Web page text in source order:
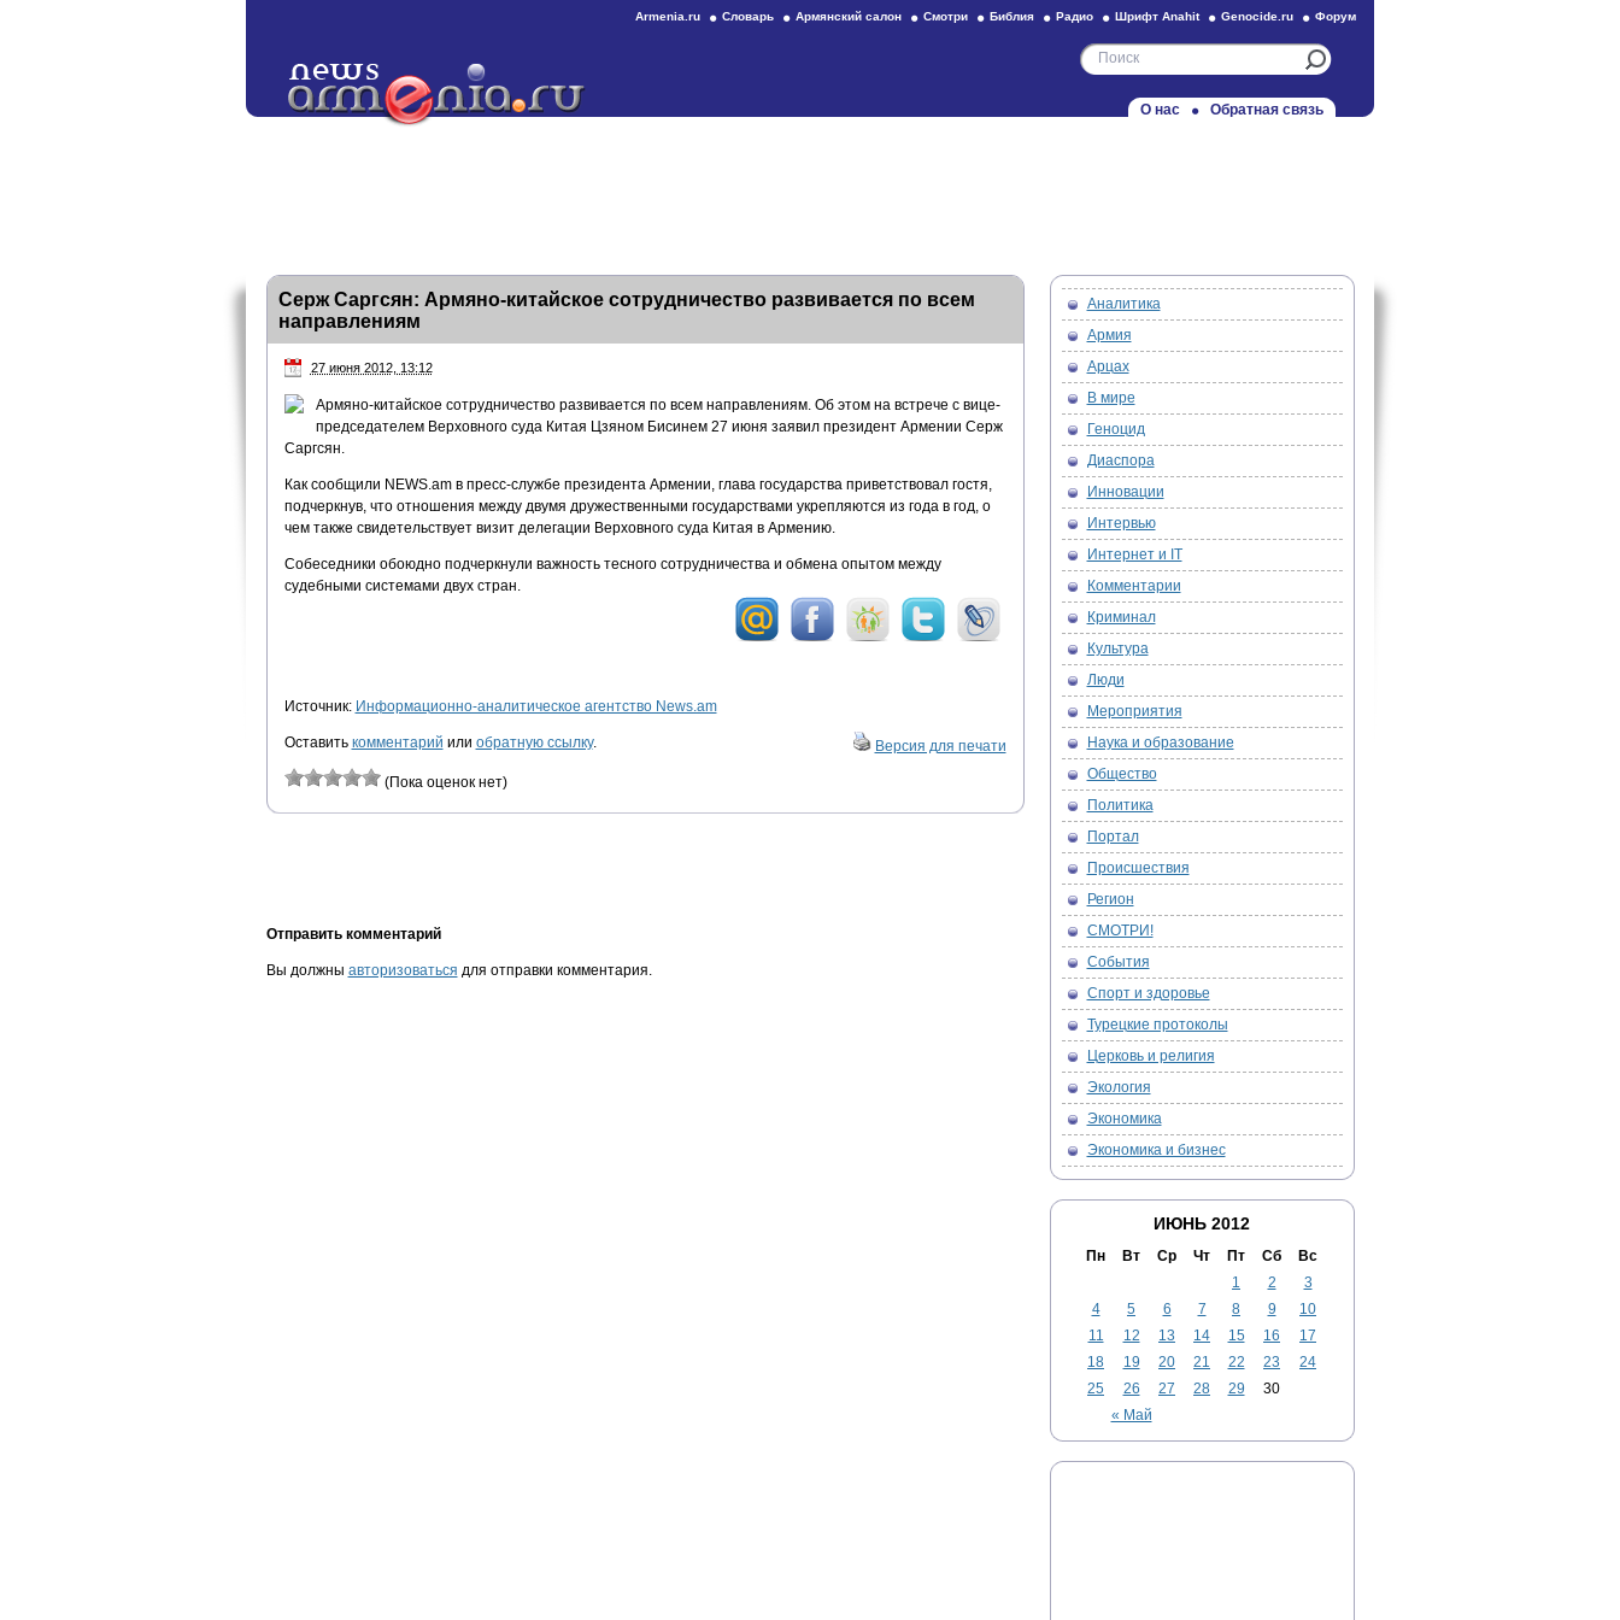
Armenia.ru Словарь Армянский салон Смотри Библия Радио Шрифт Anahit Genocide.ru Форум
О нас Обратная связь
Серж Саргсян: Армяно-китайское сотрудничество развивается по всем
направлениям
27 июня 2012, 13:12
Армяно-китайское сотрудничество развивается по всем направлениям. Об этом на встрече с вице-
председателем Верховного суда Китая Цзяном Бисинем 27 июня заявил президент Армении Серж
Саргсян.
Как сообщили NEWS.am в пресс-службе президента Армении, глава государства приветствовал гостя,
подчеркнув, что отношения между двумя дружественными государствами укрепляются из года в год, о
чем также свидетельствует визит делегации Верховного суда Китая в Армению.
Собеседники обоюдно подчеркнули важность тесного сотрудничества и обмена опытом между
судебными системами двух стран.
Источник: Информационно-аналитическое агентство News.am
Оставить комментарий или обратную ссылку. Версия для печати
(Пока оценок нет)
Отправить комментарий
Вы должны авторизоваться для отправки комментария.
Аналитика
Армия
Арцах
В мире
Геноцид
Диаспора
Инновации
Интервью
Интернет и IT
Комментарии
Криминал
Культура
Люди
Мероприятия
Наука и образование
Общество
Политика
Портал
Происшествия
Регион
СМОТРИ!
События
Спорт и здоровье
Турецкие протоколы
Церковь и религия
Экология
Экономика
Экономика и бизнес
ИЮНЬ 2012
Пн Вт Ср Чт Пт Сб Вс
« Май
1 2
3
4
5 6 7 8 9
10
11
12 13 14 15 16
17
18
19 20 21 22 23
24
25
26 27 28 29 30